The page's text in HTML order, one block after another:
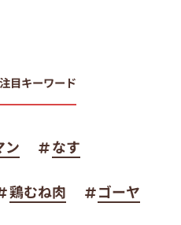
注目キーワード
ン なす
鶏むね肉 ゴーヤ